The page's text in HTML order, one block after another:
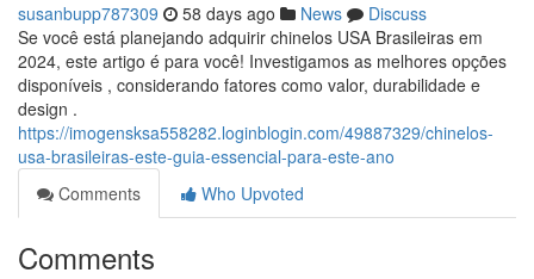
susanbupp787309 58 days ago News
Discuss
Se você está planejando adquirir chinelos USA Brasileiras em
2024, este artigo é para você! Investigamos as melhores opções
disponíveis , considerando fatores como valor, durabilidade e
design .
https://imogensksa558282.loginblogin.com/49887329/chinelos-
usa-brasileiras-este-guia-essencial-para-este-ano
Comments
Who Upvoted
Comments